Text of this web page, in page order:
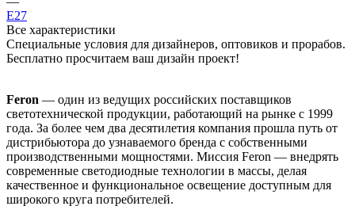
E27
Все характеристики
Специальные условия для дизайнеров, оптовиков и прорабов.
Бесплатно просчитаем ваш дизайн проект!
Feron — один из ведущих российских поставщиков
светотехнической продукции, работающий на рынке с 1999
года. За более чем два десятилетия компания прошла путь от
дистрибьютора до узнаваемого бренда с собственными
производственными мощностями. Миссия Feron — внедрять
современные светодиодные технологии в массы, делая
качественное и функциональное освещение доступным для
широкого круга потребителей.